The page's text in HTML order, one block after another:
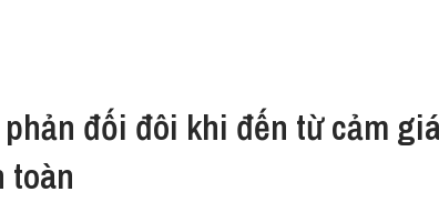
đối đôi khi đến từ cảm
toàn